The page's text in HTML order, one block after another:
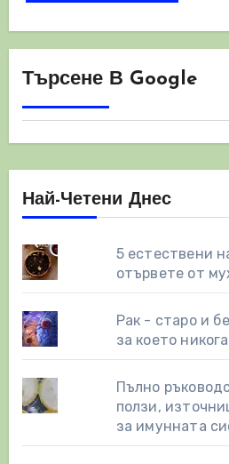
Търсене В Google
Най-Четени Днес
5 естествени
отървете от
Рак - старо и
за което
Пълно
ползи,
за имунната